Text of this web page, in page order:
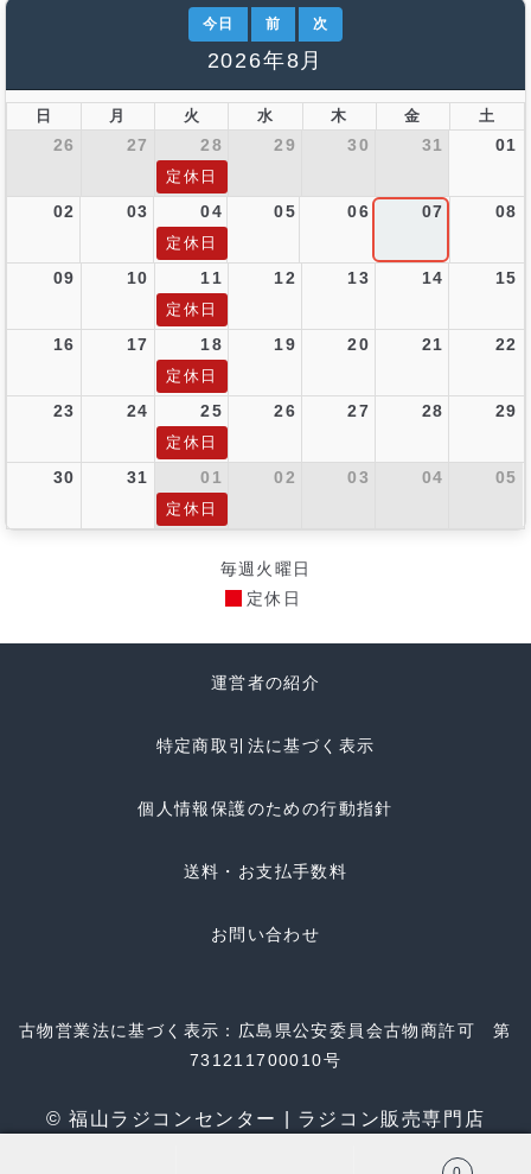
今日 前 次
2026年8月
日 月 火 水 木 金 土
26 27 28 29 30 31 01
定休日
02 03 04 05 06 07 08
定休日
09 10 11 12 13 14 15
定休日
16 17 18 19 20 21 22
定休日
23 24 25 26 27 28 29
定休日
30 31 01 02 03 04 05
定休日
毎週火曜日
定休日
運営者の紹介
特定商取引法に基づく表示
個人情報保護のための行動指針
送料・お支払手数料
お問い合わせ
古物営業法に基づく表示：広島県公安委員会古物商許可 第
731211700010号
© 福山ラジコンセンター | ラジコン販売専門店